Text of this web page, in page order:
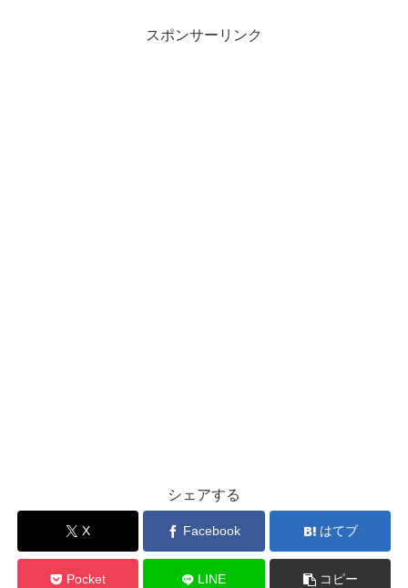
スポンサーリンク
シェアする
X Facebook はてブ
Pocket LINE コピー